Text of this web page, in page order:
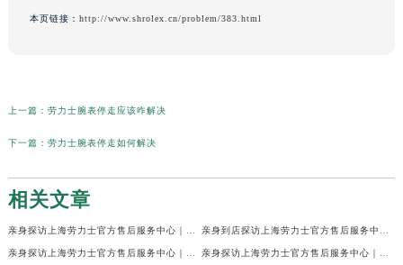
本页链接： http://www.shrolex.cn/problem/383.html
上一篇： 劳力士腕表停走应该咋解决
下一篇： 劳力士腕表停走如何解决
相关文章